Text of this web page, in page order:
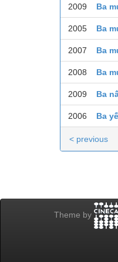
2009 Ba
2005 Ba
2007 Ba
2008 Ba
2009 Ba
2006 Ba
< previous
Theme by